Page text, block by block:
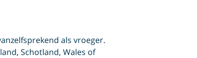
als vroeger.
Schotland, Wales of